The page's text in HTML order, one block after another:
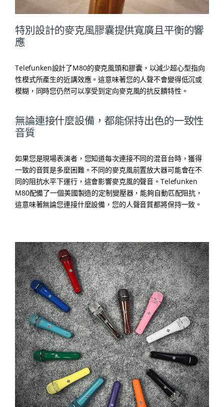
特別設計的麥克風膠囊提供寬廣且平衡的響
應
Telefunken設計了M80的麥克風頭和膠囊，以減少超心型指向
性模式所產生的近講效應。這意味著您的人聲不會變得低沉或
模糊，同時您仍然可以享受到定向麥克風的抗反饋特性。
無論連接什麼設備，都能保持出色的一致性
音質
如果您是現場表演者，您知道每次連接不同的混音台時，獲得
一致的音質是多麼困難。不同的麥克風前置放大器可能會在不
同的阻抗水平下運行，這會影響麥克風的聲音。Telefunken
M80配備了一個美國製造的定制變壓器，能夠自動匹配阻抗，
這意味著無論您連接什麼設備，您的人聲音質都將保持一致。